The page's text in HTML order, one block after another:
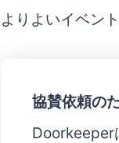
よりよいイベン
協賛依頼の
Doorkeeper